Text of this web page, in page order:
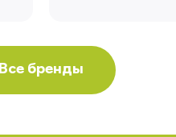
Все бренды